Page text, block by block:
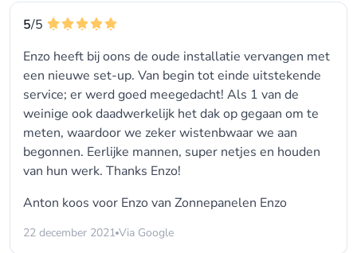
5/5
Enzo heeft bij oons de oude installatie vervangen met
een nieuwe set-up. Van begin tot einde uitstekende
service; er werd goed meegedacht! Als 1 van de
weinige ook daadwerkelijk het dak op gegaan om te
meten, waardoor we zeker wistenbwaar we aan
begonnen. Eerlijke mannen, super netjes en houden
van hun werk. Thanks Enzo!
Anton koos voor Enzo van Zonnepanelen Enzo
22 december 2021 Via Google